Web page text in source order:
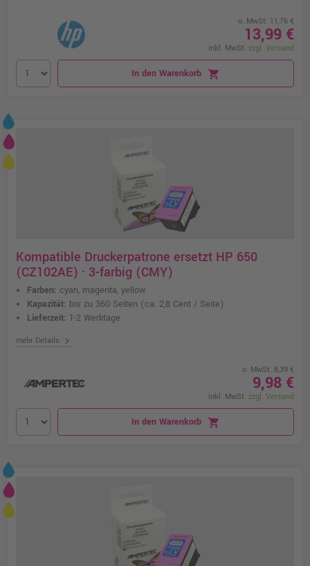
o. MwSt. 11,76 €
13,99 €
inkl. MwSt. zzgl. Versand
In den Warenkorb shopping_cart
Kompatible Druckerpatrone ersetzt HP 650
(CZ102AE) · 3-farbig (CMY)
Farben: cyan, magenta, yellow
Kapazität: bis zu 360 Seiten (ca. 2,8 Cent / Seite)
Lieferzeit: 1-2 Werktage
mehr Details chevron_right
o. MwSt. 8,39 €
9,98 €
inkl. MwSt. zzgl. Versand
In den Warenkorb shopping_cart